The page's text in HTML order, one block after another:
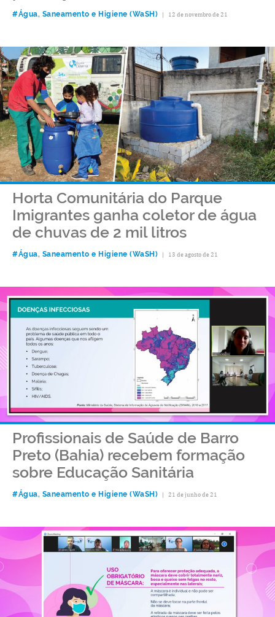
#Água, Saneamento e Higiene (WaSH) | 12 de novembro de 21
Horta Comunitária do Parque
Imigrantes ganha coletor de água
de chuvas de 2 mil litros
#Água, Saneamento e Higiene (WaSH) | 13 de agosto de 21
Profissionais de Saúde de Barro
Preto (Bahia) recebem formação
sobre Educação Sanitária
#Água, Saneamento e Higiene (WaSH) | 21 de junho de 21